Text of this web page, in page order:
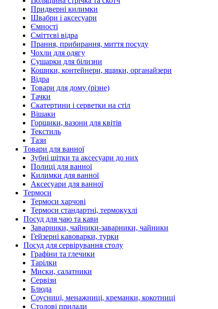
Придверні килимки
Швабри і аксесуари
Ємності
Сміттєві відра
Прання, прибирання, миття посуду
Чохли для одягу
Сушарки для білизни
Кошики, контейнери, ящики, органайзери
Відра
Товари для дому (різне)
Тачки
Скатертини і серветки на стіл
Вішаки
Горщики, вазони для квітів
Текстиль
Тази
Товари для ванної
Зубні щітки та аксесуари до них
Полиці для ванної
Килимки для ванної
Аксесуари для ванної
Термоси
Термоси харчові
Термоси стандартні, термокухлі
Посуд для чаю та кави
Заварники, чайники-заварники, чайники
Гейзерні кавоварки, турки
Посуд для сервірування столу
Графіни та глечики
Тарілки
Миски, салатники
Сервізи
Блюда
Соусниці, менажниці, креманки, кокотниці
Столові прилади